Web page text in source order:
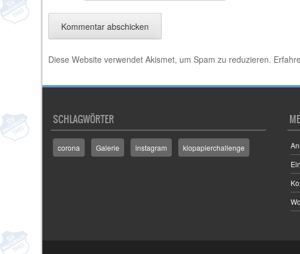
Diese Website verwendet Akismet, um Spam zu reduzieren.
SCHLAGWÖRTER
corona Galerie instagram klopapierchallenge